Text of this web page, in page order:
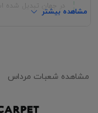
مشاهده بیشتر
در جهان تبدیل
کیفیت، نگهداری و
خرید فرشبا کیفیت
مشاهده شعبات مرداس